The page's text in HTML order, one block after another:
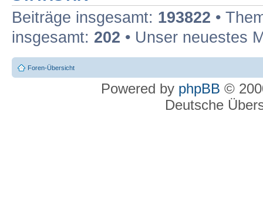
Beiträge insgesamt: 193822 •
insgesamt: 202 • Unser neuestes
Foren-Übersicht
Powered by phpBB ©
Deutsche